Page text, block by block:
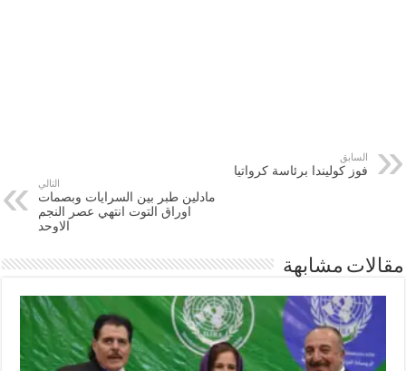
السابق
فوز كوليندا برئاسة كرواتيا
التالي
مادلين طبر بين السرايات وبصمات
اوراق التوت انتهي عصر النجم
الاوحد
مقالات مشابهة